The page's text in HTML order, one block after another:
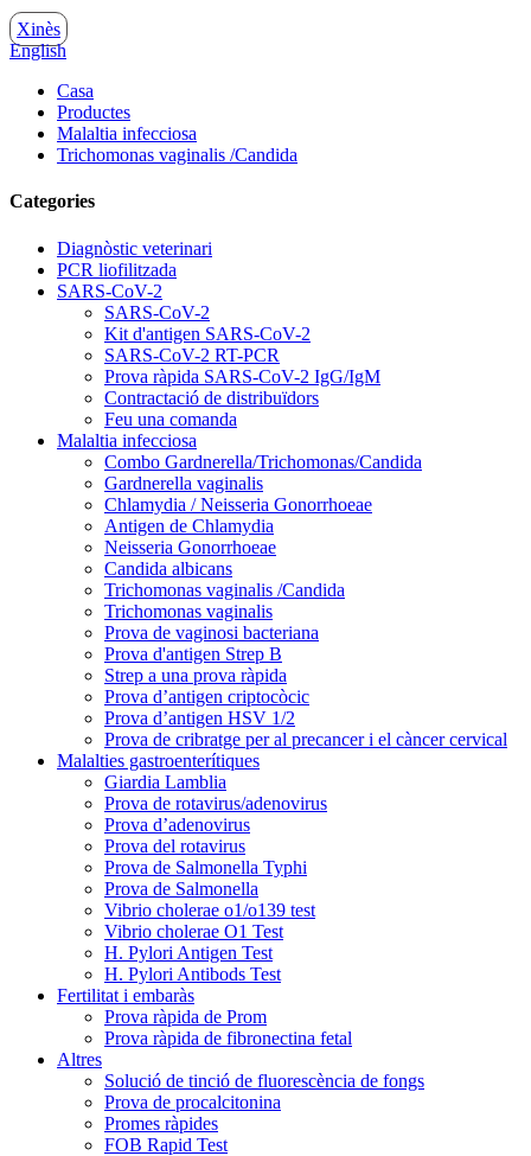
Xinès
English
Casa
Productes
Malaltia infecciosa
Trichomonas vaginalis /Candida
Categories
Diagnòstic veterinari
PCR liofilitzada
SARS-CoV-2
SARS-CoV-2
Kit d'antigen SARS-CoV-2
SARS-CoV-2 RT-PCR
Prova ràpida SARS-CoV-2 IgG/IgM
Contractació de distribuïdors
Feu una comanda
Malaltia infecciosa
Combo Gardnerella/Trichomonas/Candida
Gardnerella vaginalis
Chlamydia / Neisseria Gonorrhoeae
Antigen de Chlamydia
Neisseria Gonorrhoeae
Candida albicans
Trichomonas vaginalis /Candida
Trichomonas vaginalis
Prova de vaginosi bacteriana
Prova d'antigen Strep B
Strep a una prova ràpida
Prova d’antigen criptocòcic
Prova d’antigen HSV 1/2
Prova de cribratge per al precancer i el càncer cervical
Malalties gastroenterítiques
Giardia Lamblia
Prova de rotavirus/adenovirus
Prova d’adenovirus
Prova del rotavirus
Prova de Salmonella Typhi
Prova de Salmonella
Vibrio cholerae o1/o139 test
Vibrio cholerae O1 Test
H. Pylori Antigen Test
H. Pylori Antibods Test
Fertilitat i embaràs
Prova ràpida de Prom
Prova ràpida de fibronectina fetal
Altres
Solució de tinció de fluorescència de fongs
Prova de procalcitonina
Promes ràpides
FOB Rapid Test